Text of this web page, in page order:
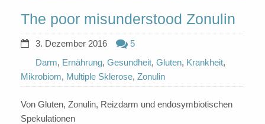
The poor misunderstood Zonulin
3. Dezember 2016
5
Darm, Ernährung, Gesundheit, Gluten, Krankheit,
Mikrobiom, Multiple Sklerose, Zonulin
Von Gluten, Zonulin, Reizdarm und endosymbiotischen
Spekulationen